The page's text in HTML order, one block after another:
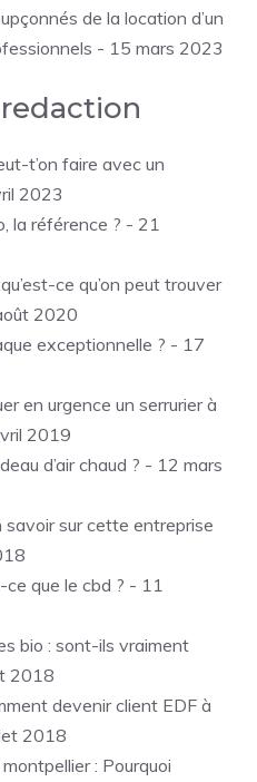
de la location d’un
- 15 mars 2023
t’on faire avec un
2023
la référence ? - 21
ce qu’on peut trouver
2020
exceptionnelle ? - 17
en urgence un serrurier à
2019
d’air chaud ? - 12 mars
sur cette entreprise
ce que le cbd ? - 11
bio : sont-ils vraiment
2018
devenir client EDF à
2018
: Pourquoi